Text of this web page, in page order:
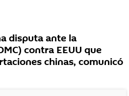
disputa ante la
contra EEUU que
chinas, comunicó